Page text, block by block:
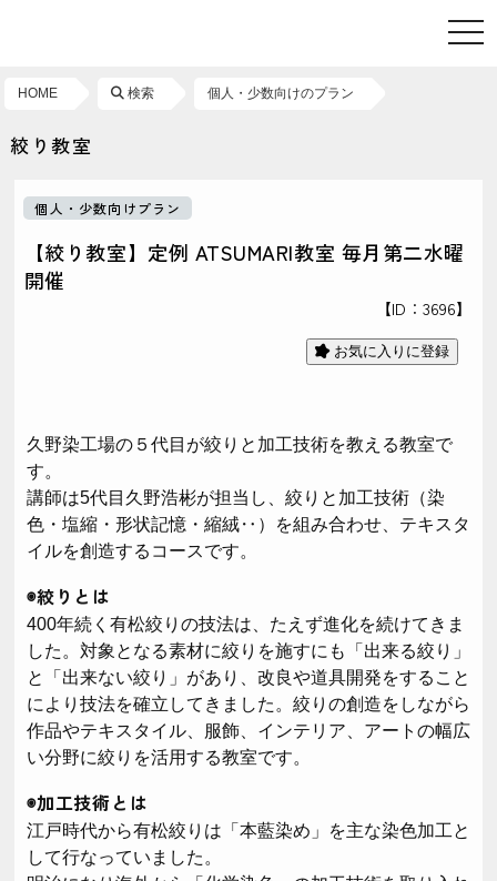
HOME 検索 個人・少数向けのプラン
絞り教室
個人・少数向けプラン
【絞り教室】定例 ATSUMARI教室 毎月第二水曜
開催
【ID：3696】
お気に入りに登録
久野染工場の５代目が絞りと加工技術を教える教室で
す。
講師は5代目久野浩彬が担当し、絞りと加工技術（染
色・塩縮・形状記憶・縮絨‥）を組み合わせ、テキスタ
イルを創造するコースです。
◉絞りとは
400年続く有松絞りの技法は、たえず進化を続けてきま
した。対象となる素材に絞りを施すにも「出来る絞り」
と「出来ない絞り」があり、改良や道具開発をすること
により技法を確立してきました。絞りの創造をしながら
作品やテキスタイル、服飾、インテリア、アートの幅広
い分野に絞りを活用する教室です。
◉加工技術とは
江戸時代から有松絞りは「本藍染め」を主な染色加工と
して行なっていました。